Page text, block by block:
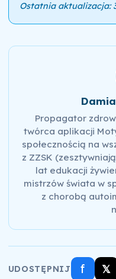
Ostatnia aktualizacja:
Propagator
twórca aplikacji
społecznością na
z ZZSK
lat edukacji
mistrzów świata w
z chorobą
UDOSTĘPNIJ f 𝕏